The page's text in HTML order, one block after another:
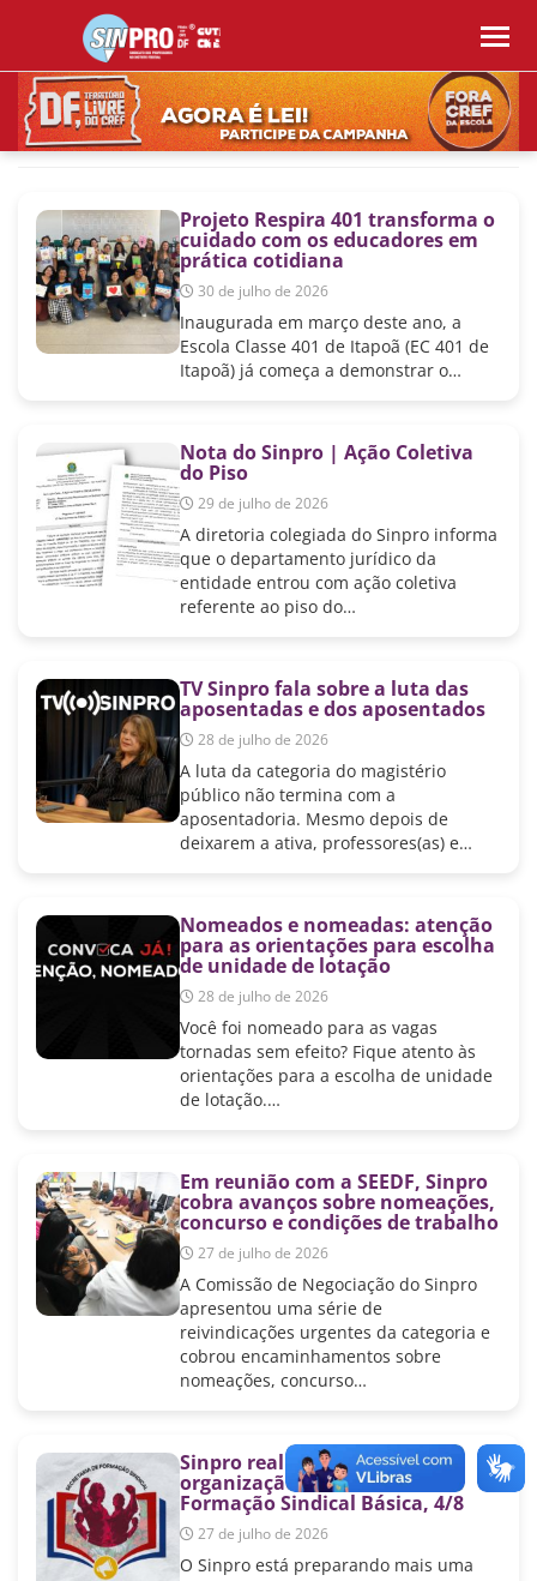
Projeto Respira 401 transforma o
cuidado com os educadores em
prática cotidiana
30 de julho de 2026
Inaugurada em março deste ano, a
Escola Classe 401 de Itapoã (EC 401 de
Itapoã) já começa a demonstrar o…
Nota do Sinpro | Ação Coletiva
do Piso
29 de julho de 2026
A diretoria colegiada do Sinpro informa
que o departamento jurídico da
entidade entrou com ação coletiva
referente ao piso do…
TV Sinpro fala sobre a luta das
aposentadas e dos aposentados
28 de julho de 2026
A luta da categoria do magistério
público não termina com a
aposentadoria. Mesmo depois de
deixarem a ativa, professores(as) e…
Nomeados e nomeadas: atenção
para as orientações para escolha
de unidade de lotação
28 de julho de 2026
Você foi nomeado para as vagas
tornadas sem efeito? Fique atento às
orientações para a escolha de unidade
de lotação.…
Em reunião com a SEEDF, Sinpro
cobra avanços sobre nomeações,
concurso e condições de trabalho
27 de julho de 2026
A Comissão de Negociação do Sinpro
apresentou uma série de
reivindicações urgentes da categoria e
cobrou encaminhamentos sobre
nomeações, concurso…
Sinpro realiza reunião de
organização da 29ª Turma de
Formação Sindical Básica, 4/8
27 de julho de 2026
O Sinpro está preparando mais uma